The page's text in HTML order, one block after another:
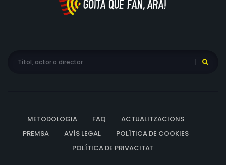
METODOLOGIA FAQ
ACTUALITZACIONS
PREMSA
AVÍS LEGAL
POLÍTICA DE COOKIES
POLÍTICA DE PRIVACITAT